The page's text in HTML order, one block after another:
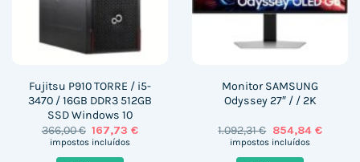
Fujitsu P910 TORRE / i5-
3470 / 16GB DDR3 512GB
SSD Windows 10
366,00€ O
preço
167,73€O
impostos incluídos
Monitor SAMSUNG
Odyssey 27″ / / 2K
1.092,31€ O
preço
854,84 €O
impostos incluídos